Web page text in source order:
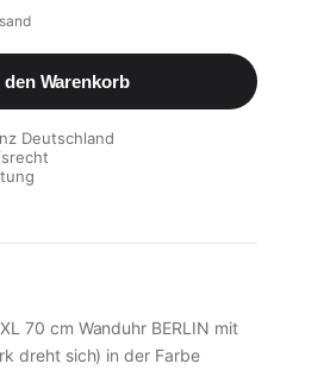
den Warenkorb
Deutschland
70 cm Wanduhr BERLIN mit
dreht sich) in der Farbe